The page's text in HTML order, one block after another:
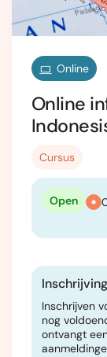
Online
Online
Cursus
Open
Inschrijven
nog
ontvangt